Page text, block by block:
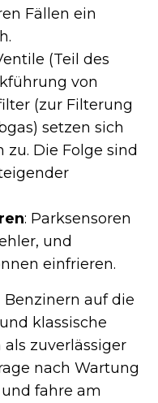
Fällen ein
(Teil des
von
(zur Filterung
setzen sich
zu. Die Folge sind
: Parksensoren
und
einfrieren.
Benzinern auf die
klassische
zuverlässiger
nach Wartung
fahre am